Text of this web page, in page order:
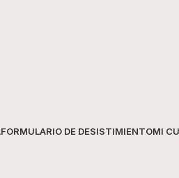
FORMULARIO DE DESISTIMIENTOMI